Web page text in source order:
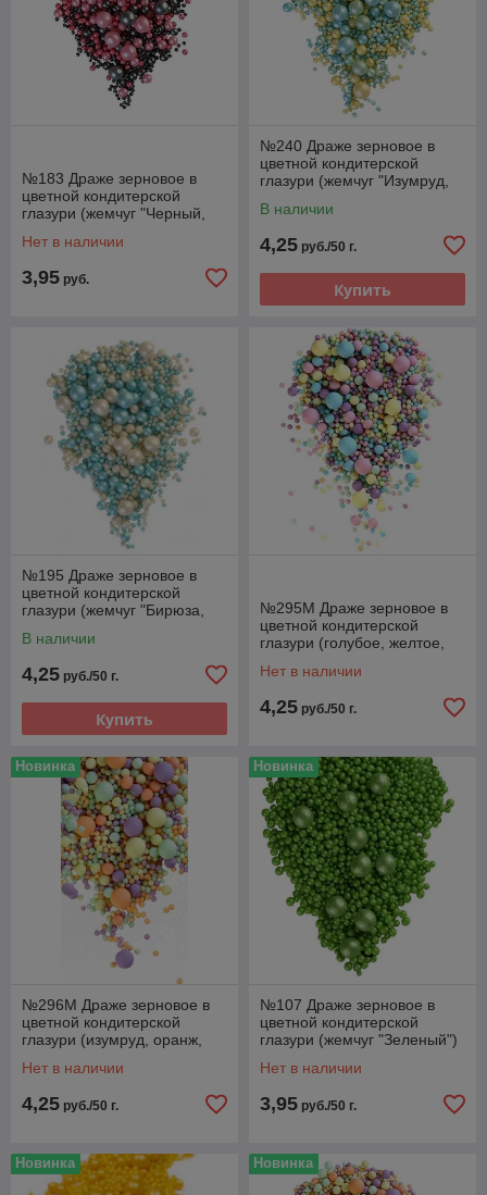
№183 Драже зерновое в
цветной кондитерской
глазури (жемчуг "Черный,
Нет в наличии
3,95 руб.
№240 Драже зерновое в
цветной кондитерской
глазури (жемчуг "Изумруд,
В наличии
4,25 руб./50 г.
Купить
№195 Драже зерновое в
цветной кондитерской
глазури (жемчуг "Бирюза,
В наличии
4,25 руб./50 г.
Купить
№295М Драже зерновое в
цветной кондитерской
глазури (голубое, желтое,
"изумруд")
Нет в наличии
4,25 руб./50 г.
Новинка
№296М Драже зерновое в
цветной кондитерской
глазури (изумруд, оранж,
Нет в наличии
4,25 руб./50 г.
Новинка
№107 Драже зерновое в
цветной кондитерской
глазури (жемчуг "Зеленый")
Нет в наличии
3,95 руб./50 г.
Новинка Новинка